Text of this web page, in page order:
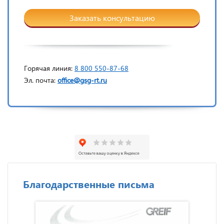
Заказать консультацию
Горячая линия: 8 800 550-87-68
Эл. почта: office@gsg-rt.ru
Благодарственные письма